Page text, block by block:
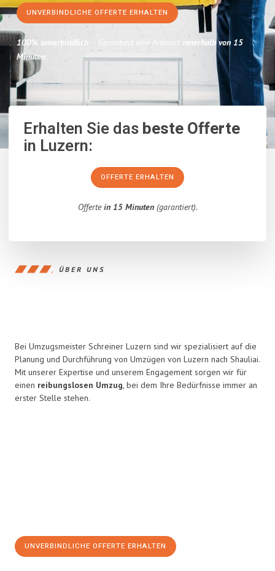
UNVERBINDLICHE OFFERTE ERHALTEN
100% unverbindlich – Garantiert eine Antwort innerhalb von 15
Minuten.
Erhalten Sie dasbeste Offerte
in Luzern:
OFFERTE ERHALTEN
Offertein 15 Minuten(garantiert).
ÜBER UNS
Bei Umzugsmeister Schreiner Luzern sind wir spezialisiert auf die
Planung und Durchführung von Umzügen von Luzern nach Shauliai.
Mit unserer Expertise und unserem Engagement sorgen wir für
einen reibungslosen Umzug, bei dem Ihre Bedürfnisse immer an
erster Stelle stehen.
UNVERBINDLICHE OFFERTE ERHALTEN